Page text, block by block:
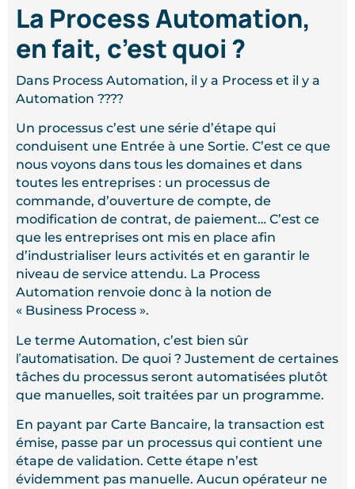
La Process Automation,
en fait, c’est quoi ?
Dans Process Automation, il y a Process et il y a
Automation ????
Un processus c’est une série d’étape qui
conduisent une Entrée à une Sortie. C’est ce que
nous voyons dans tous les domaines et dans
toutes les entreprises : un processus de
commande, d’ouverture de compte, de
modification de contrat, de paiement… C’est ce
que les entreprises ont mis en place afin
d’industrialiser leurs activités et en garantir le
niveau de service attendu. La Process
Automation renvoie donc à la notion de
« Business Process ».
Le terme Automation, c’est bien sûr
l’automatisation. De quoi ? Justement de certaines
tâches du processus seront automatisées plutôt
que manuelles, soit traitées par un programme.
En payant par Carte Bancaire, la transaction est
émise, passe par un processus qui contient une
étape de validation. Cette étape n’est
évidemment pas manuelle. Aucun opérateur ne